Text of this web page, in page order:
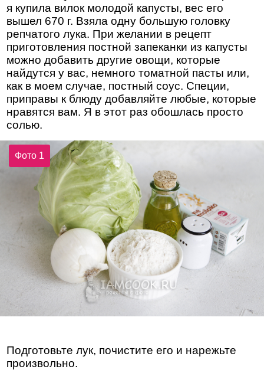
я купила вилок молодой капусты, вес его
вышел 670 г. Взяла одну большую головку
репчатого лука. При желании в рецепт
приготовления постной запеканки из капусты
можно добавить другие овощи, которые
найдутся у вас, немного томатной пасты или,
как в моем случае, постный соус. Специи,
приправы к блюду добавляйте любые, которые
нравятся вам. Я в этот раз обошлась просто
солью.
Фото 1
Подготовьте лук, почистите его и нарежьте
произвольно.